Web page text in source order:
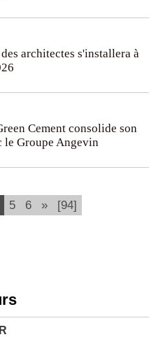
architectes s'installera à
Cement consolide son
le Groupe Angevin
5 6 » [94]